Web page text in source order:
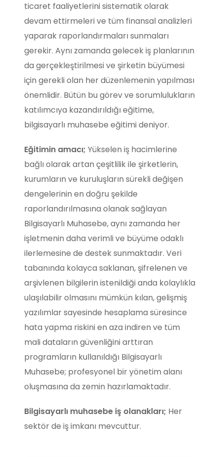
ticaret faaliyetlerini sistematik olarak
devam ettirmeleri ve tüm finansal analizleri
yaparak raporlandırmaları sunmaları
gerekir. Aynı zamanda gelecek iş planlarının
da gerçekleştirilmesi ve şirketin büyümesi
için gerekli olan her düzenlemenin yapılması
önemlidir. Bütün bu görev ve sorumlulukların
katılımcıya kazandırıldığı eğitime,
bilgisayarlı muhasebe eğitimi deniyor.
Eğitimin amacı; Yükselen iş hacimlerine
bağlı olarak artan çeşitlilik ile şirketlerin,
kurumların ve kuruluşların sürekli değişen
dengelerinin en doğru şekilde
raporlandırılmasına olanak sağlayan
Bilgisayarlı Muhasebe, aynı zamanda her
işletmenin daha verimli ve büyüme odaklı
ilerlemesine de destek sunmaktadır. Veri
tabanında kolayca saklanan, şifrelenen ve
arşivlenen bilgilerin istenildiği anda kolaylıkla
ulaşılabilir olmasını mümkün kılan, gelişmiş
yazılımlar sayesinde hesaplama süresince
hata yapma riskini en aza indiren ve tüm
mali dataların güvenliğini arttıran
programların kullanıldığı Bilgisayarlı
Muhasebe; profesyonel bir yönetim alanı
oluşmasına da zemin hazırlamaktadır.
Bilgisayarlı muhasebe iş olanakları; Her
sektör de iş imkanı mevcuttur.